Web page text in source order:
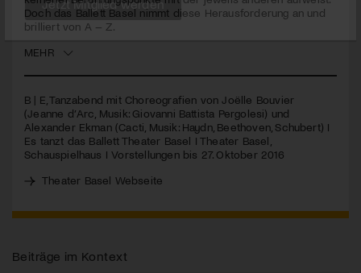
Doch das Ballett Basel nimmt diese Herausforderung an und
brilliert von A – Z.
MEHR
B | E, Tanzabend mit Choreografien von Joëlle Bouvier
(Jeanne d’Arc, Musik: Giovanni Battista Pergolesi) und
Alexander Ekman (Cacti, Musik: Haydn, Beethoven, Schubert) I
Es tanzt das Ballett Theater Basel I Theater Basel,
Schauspielhaus I Vorstellungen bis 27. Oktober 2016
Theater Basel Webseite
Beiträge im Kontext